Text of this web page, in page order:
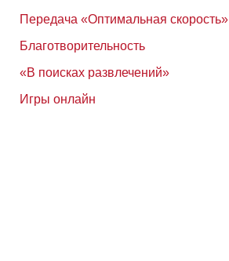
Передача «Оптимальная скорость»
Благотворительность
«В поисках развлечений»
Игры онлайн